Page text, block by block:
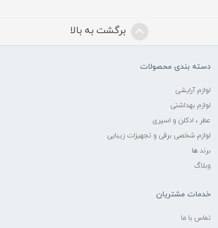
برگشت به بالا
دسته بندی محصولات
لوازم آرایشی
لوازم بهداشتی
عطر ، ادکلن و اسپری
لوازم شخصی برقی و تجهیزات زیبایی
برند ها
وبلاگ
خدمات مشتریان
تماس با ما